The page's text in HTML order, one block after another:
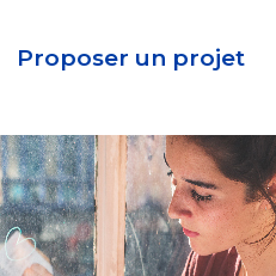
Proposer un projet